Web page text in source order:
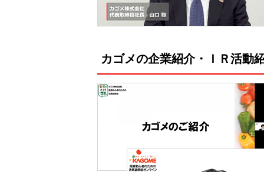
カゴメの企業紹介・ＩＲ活動